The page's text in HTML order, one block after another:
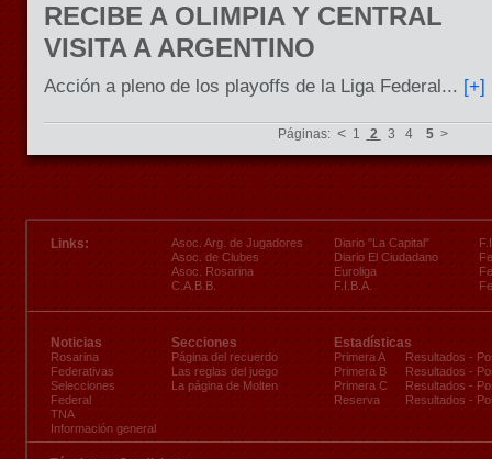
RECIBE A OLIMPIA Y CENTRAL
VISITA A ARGENTINO
Acción a pleno de los playoffs de la Liga Federal... [+]
Páginas: < 1 2 3 4 5 >
Links:
Asoc. Arg. de Jugadores
Asoc. de Clubes
Asoc. Rosarina
C.A.B.B.
Diario "La Capital"
Diario El Ciudadano
Euroliga
F.I.B.A.
Noticias
Rosarina
Federativas
Selecciones
Federal
TNA
Información general
Secciones
Página del recuerdo
Las reglas del juego
La página de Molten
Estadísticas
Primera A
Primera B
Primera C
Reserva
Resultados -
Resultados -
Resultados -
Resultados -